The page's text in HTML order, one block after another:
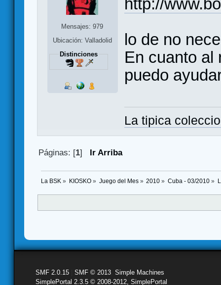
Mensajes: 979
Ubicación: Valladolid
Distinciones
lo de no
En cuanto al
puedo
La tipica
Páginas: [1] Ir Arriba
La BSK » KIOSKO» Juego del Mes» 2010 » Cuba - 03/2010 »
SMF 2.0.15 SMF © 2013 Simple Machines
SimplePortal 2.3.5 © 2008-2012, SimplePortal